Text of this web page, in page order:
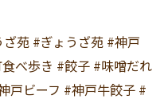
苑 #ぎょうざ苑 #神戸
べ歩き #餃子 #味噌だれ
戸ビーフ #神戸牛餃子 #